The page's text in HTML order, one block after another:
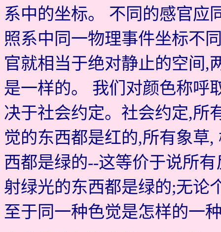
系中的坐标。 不同的感官应
照系中同一物理事件坐标不
官就相当于绝对静止的空间,
是一样的。 我们对颜色称呼
决于社会约定。社会约定,所
觉的东西都是红的,所有象草
西都是绿的--这等价于说所
射绿光的东西都是绿的;无论
至于同一种色觉是怎样的一